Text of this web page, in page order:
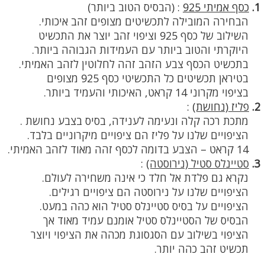
1. כסף אמיתי 925 : (הבסיס הטוב ביותר)
הבחירה המובילה לתכשיטים מצופים זהב איכותי.
השילוב של כסף 925 וציפוי זהב יוצר את התכשיט
היוקרתי והטוב ביותר עם העמידות הגבוהה ביותר.
בתכשיט הכסף צבע הזהב זהה לחלוטין לזהב האמיתי.
בטיראן תכשיטים כל התכשיטי כסף 925 מצופים
בציפוי מקרוני 14 קראט, האיכותי והעמיד ביותר.
2. פליז (נחושת) :
מתכת רכה קלה ונעימה לענידה, בסיס בצבע נחושת .
הציפויים שלנו על פליז הם ציפויים מיקרוניים בלבד.
14 קראט – הצבע בדומה לכסף זהה מאוד לזהב האמיתי.
3. סטיינלס סטיל (נירוסטה) :
נקרא גם פלדת אל חלד כי אינה משחירה לעולם.
הציפויים שלנו על נירוסטה הם ציפויים רגילים.
הציפויים על בסיס סטיינלס סטיל הוא כהה במעט.
הבסיס של הסטיינלס סטיל אומנם עמיד מאוד אך
הציפוי בשילוב עם הסגסוגת מכהה את הציפוי ויוצר
תכשיט זהב כהה יותר.